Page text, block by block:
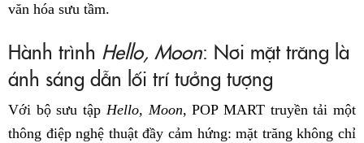
văn hóa sưu tầm.
Hành trình Hello, Moon: Nơi mặt trăng là
ánh sáng dẫn lối trí tưởng tượng
Với bộ sưu tập Hello, Moon, POP MART truyền tải một
thông điệp nghệ thuật đầy cảm hứng: mặt trăng không chỉ